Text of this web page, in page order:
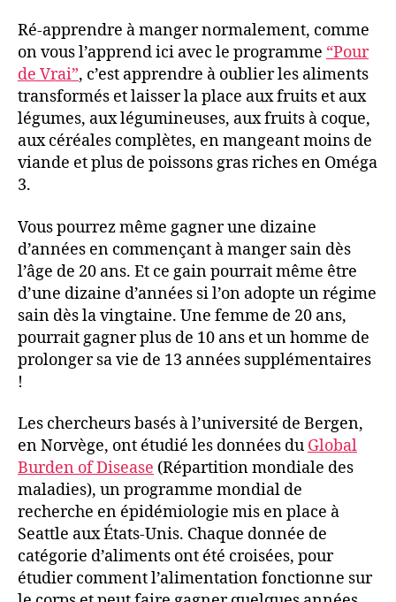
Ré-apprendre à manger normalement, comme
on vous l’apprend ici avec le programme “Pour
de Vrai”, c’est apprendre à oublier les aliments
transformés et laisser la place aux fruits et aux
légumes, aux légumineuses, aux fruits à coque,
aux céréales complètes, en mangeant moins de
viande et plus de poissons gras riches en Oméga
3.
Vous pourrez même gagner une dizaine
d’années en commençant à manger sain dès
l’âge de 20 ans. Et ce gain pourrait même être
d’une dizaine d’années si l’on adopte un régime
sain dès la vingtaine. Une femme de 20 ans,
pourrait gagner plus de 10 ans et un homme de
prolonger sa vie de 13 années supplémentaires
!
Les chercheurs basés à l’université de Bergen,
en Norvège, ont étudié les données du Global
Burden of Disease (Répartition mondiale des
maladies), un programme mondial de
recherche en épidémiologie mis en place à
Seattle aux États-Unis. Chaque donnée de
catégorie d’aliments ont été croisées, pour
étudier comment l’alimentation fonctionne sur